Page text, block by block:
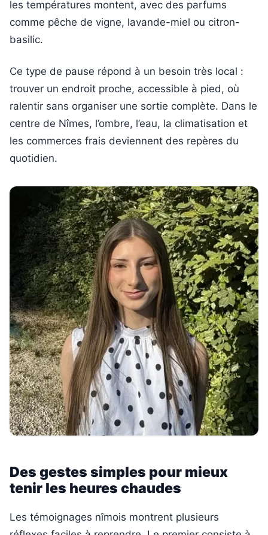
les températures montent, avec des parfums
comme pêche de vigne, lavande-miel ou citron-
basilic.
Ce type de pause répond à un besoin très local :
trouver un endroit proche, accessible à pied, où
ralentir sans organiser une sortie complète. Dans le
centre de Nîmes, l’ombre, l’eau, la climatisation et
les commerces frais deviennent des repères du
quotidien.
Des gestes simples pour mieux
tenir les heures chaudes
Les témoignages nîmois montrent plusieurs